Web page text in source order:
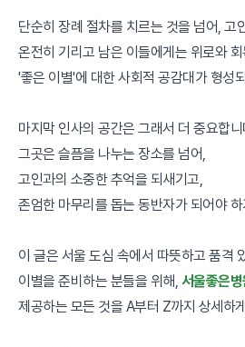
단순히 장례 절차를 치르는 것을 넘어, 고
온전히 기리고 남은 이들에게는 위로와
'좋은 이별'에 대한 사회적 공감대가 형성
마지막 인사의 공간은 그래서 더 중요합
그곳은 슬픔을 나누는 장소를 넘어,
고인과의 소중한 추억을 되새기고,
존엄한 마무리를 돕는 동반자가 되어야
이 글은 서울 도심 속에서 따뜻하고 품격
이별을 준비하는 분들을 위해, 서울좋은
제공하는 모든 것을 A부터 Z까지 상세하